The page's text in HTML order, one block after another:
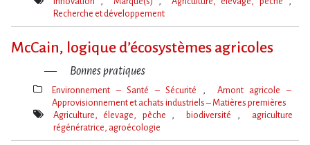
Mot(s)-
Recherche et développement
McCain, logique d’écosystèmes agricoles
Bonnes pratiques
Thèmes(s)
Environnement – Santé – Sécurité
Amont agricole –
Approvisionnement et achats industriels – Matières premières
Mot(s)-
Agriculture, élevage, pêche biodiversité
agriculture
régénératrice, agroécologie